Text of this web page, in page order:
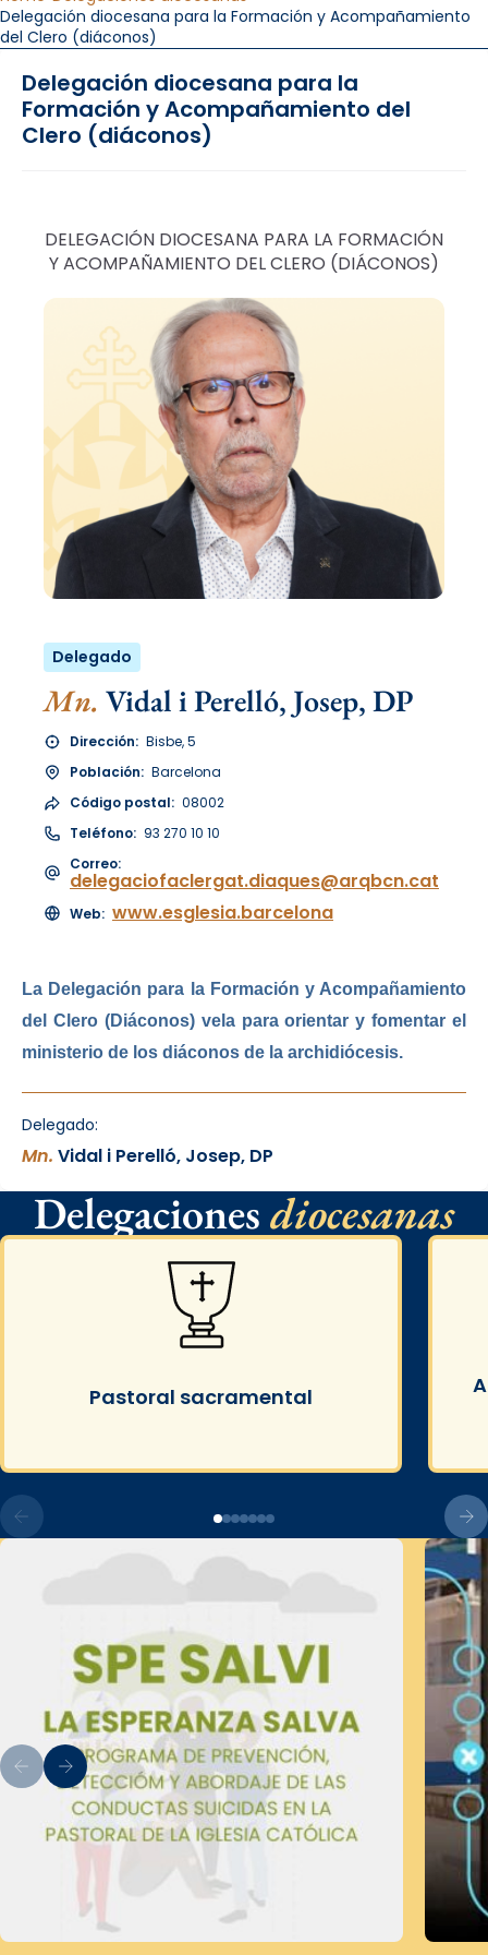
Delegación diocesana para la Formación y Acompañamiento
del Clero (diáconos)
Delegación diocesana para la
Formación y Acompañamiento del
Clero (diáconos)
DELEGACIÓN DIOCESANA PARA LA FORMACIÓN
Y ACOMPAÑAMIENTO DEL CLERO (DIÁCONOS)
Delegado
Mn. Vidal i Perelló, Josep, DP
Dirección: Bisbe, 5
Población: Barcelona
Código postal: 08002
Teléfono: 93 270 10 10
Correo:
delegaciofaclergat.diaques@arqbcn.cat
Web: www.esglesia.barcelona
La Delegación para la Formación y Acompañamiento
del Clero (Diáconos) vela para orientar y fomentar el
ministerio de los diáconos de la archidiócesis.
Delegado:
Mn. Vidal i Perelló, Josep, DP
Delegacionesdiocesanas
Pastoral sacramental